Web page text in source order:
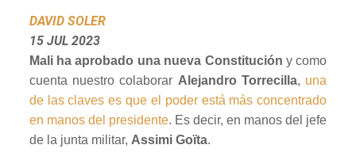
DAVID SOLER
15 JUL 2023
Mali ha aprobado una nueva Constitución y como
cuenta nuestro colaborar Alejandro Torrecilla, una
de las claves es que el poder está más concentrado
en manos del presidente. Es decir, en manos del jefe
de la junta militar, Assimi Goïta.